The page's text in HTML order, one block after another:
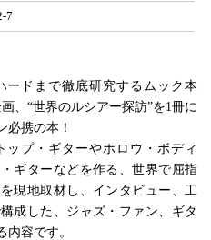
7
ードまで徹底研究するムック本
、“世界のルシアー探訪”を1冊に
必携の本！
プ・ギターやホロウ・ボディ
ギターなどを作る、世界で屈指
現地取材し、インタビュー、工
成した、ジャズ・ファン、ギタ
容です。